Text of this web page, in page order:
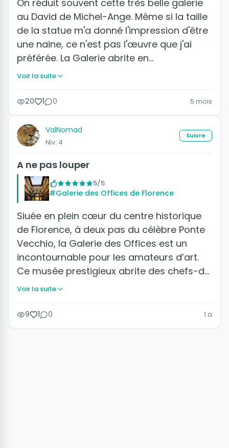
On réduit souvent cette très belle galerie
au David de Michel-Ange. Même si la taille
de la statue m'a donné l'impression d'être
une naine, ce n'est pas l'œuvre que j'ai
préférée. La Galerie abrite en…
Voir la suite
20 1 0 5 mois
ValNomad
Niv. 4
Suivre
A ne pas louper
5/5
#Galerie des Offices de Florence
Siuée en plein cœur du centre historique
de Florence, à deux pas du célèbre Ponte
Vecchio, la Galerie des Offices est un
incontournable pour les amateurs d’art.
Ce musée prestigieux abrite des chefs-d…
Voir la suite
9 1 0 1 a